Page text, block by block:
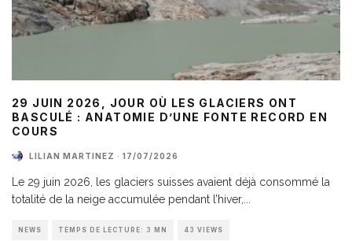
29 JUIN 2026, JOUR OÙ LES GLACIERS ONT
BASCULÉ : ANATOMIE D’UNE FONTE RECORD EN
COURS
LILIAN MARTINEZ · 17/07/2026
Le 29 juin 2026, les glaciers suisses avaient déjà consommé la
totalité de la neige accumulée pendant l’hiver,
NEWS TEMPS DE LECTURE: 3 MN 43 VIEWS